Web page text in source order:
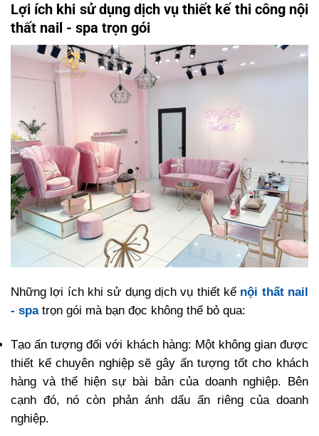
Lợi ích khi sử dụng dịch vụ thiết kế thi công nội
thất nail - spa trọn gói
Những lợi ích khi sử dụng dịch vụ thiết kế nội thất nail
- spatrọn gói mà bạn đọc không thể bỏ qua:
Tạo ấn tượng đối với khách hàng: Một không gian được
thiết kế chuyên nghiệp sẽ gây ấn tượng tốt cho khách
hàng và thể hiện sự bài bản của doanh nghiệp. Bên
cạnh đó, nó còn phản ánh dấu ấn riêng của doanh
nghiệp.